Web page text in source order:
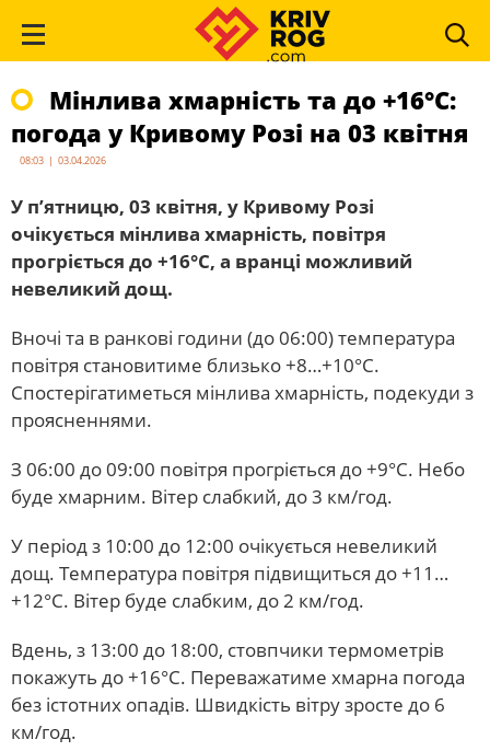
Мінлива хмарність та до +16°С:
погода у Кривому Розі на 03 квітня
08:03 | 03.04.2026
У п’ятницю, 03 квітня, у Кривому Розі
очікується мінлива хмарність, повітря
прогріється до +16°С, а вранці можливий
невеликий дощ.
Вночі та в ранкові години (до 06:00) температура
повітря становитиме близько +8…+10°С.
Спостерігатиметься мінлива хмарність, подекуди з
проясненнями.
З 06:00 до 09:00 повітря прогріється до +9°С. Небо
буде хмарним. Вітер слабкий, до 3 км/год.
У період з 10:00 до 12:00 очікується невеликий
дощ. Температура повітря підвищиться до +11…
+12°С. Вітер буде слабким, до 2 км/год.
Вдень, з 13:00 до 18:00, стовпчики термометрів
покажуть до +16°С. Переважатиме хмарна погода
без істотних опадів. Швидкість вітру зросте до 6
км/год.